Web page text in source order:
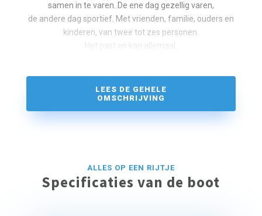
samen in te varen. De ene dag gezellig varen,
de andere dag sportief. Met vrienden, familie, ouders en
kinderen, van twee tot zes personen.
Het past en kan allemaal.
LEES DE GEHELE
OMSCHRIJVING
ALLES OP EEN RIJTJE
Specificaties van de boot